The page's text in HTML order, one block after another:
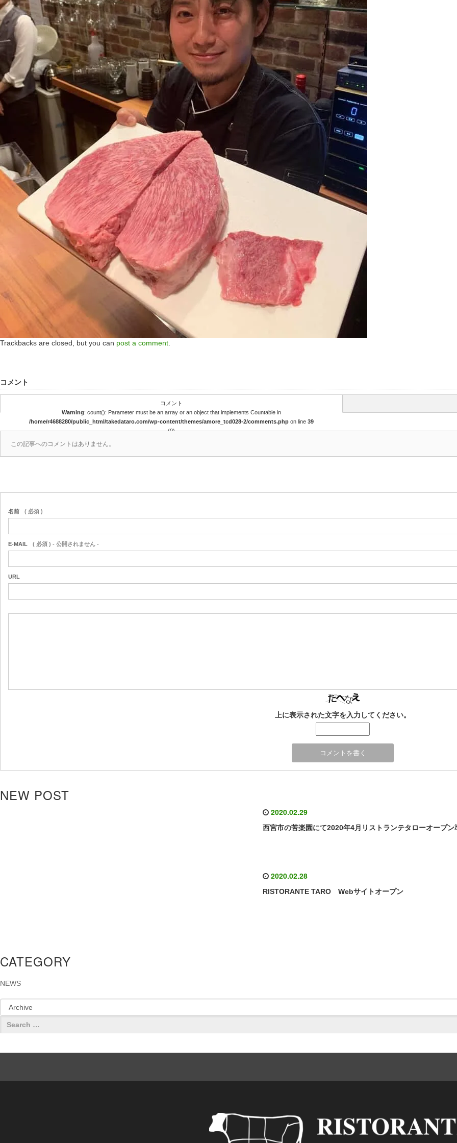
Trackbacks are closed, but you can post a comment
コメント
コメント
Warning: count(): Parameter must be an array or an object that implements Countable in
/home/r4688280/public_html/takedataro.com/wp-content/themes/amore_tcd028-2/comments.php on line 39
(0)
この記事へのコメントはありません。
名前 ( 必須 )
E-MAIL ( 必須 ) - 公開されません -
URL
上に表示された文字を入力してください。
NEW POST
2020.02.29
西宮市の苦楽園にて2020年4月リストランテタローオープン
2020.02.28
RISTORANTE TARO Webサイトオープン
CATEGORY
NEWS